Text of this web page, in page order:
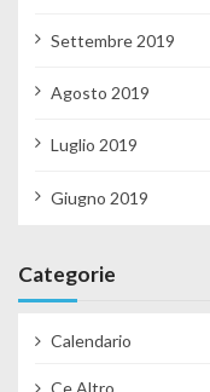
Settembre 2019
Agosto 2019
Luglio 2019
Giugno 2019
Categorie
Calendario
Ce Altro